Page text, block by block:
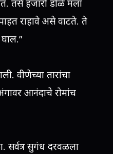
तसे हजारो डोळे मला
राहावे असे वाटते. ते
वीणेच्या तारांचा
आनंदाचे रोमांच
सर्वत्र सुगंध दरवळला